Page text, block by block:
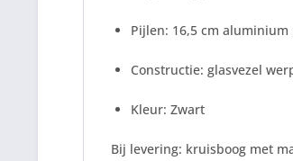
Pijlen: 16,5 cm
Constructie: glasvezel
Kleur: Zwart
Bij levering: kruisboog met